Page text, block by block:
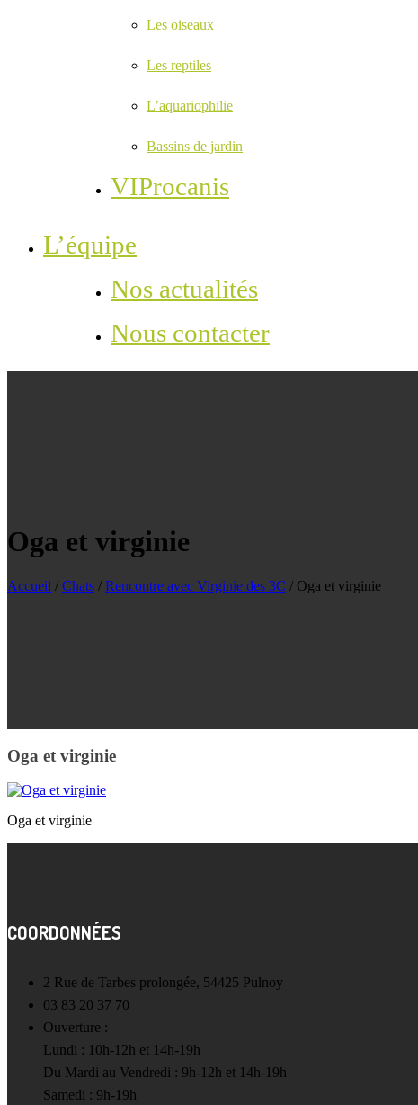
Les oiseaux
Les reptiles
L’aquariophilie
Bassins de jardin
VIProcanis
L’équipe
Nos actualités
Nous contacter
Oga et virginie
Accueil / Chats / Rencontre avec Virginie des 3C / Oga et virginie
Oga et virginie
Oga et virginie
COORDONNÉES
2 Rue de Tarbes prolongée, 54425 Pulnoy
03 83 20 37 70
Ouverture :
Lundi : 10h-12h et 14h-19h
Du Mardi au Vendredi : 9h-12h et 14h-19h
Samedi : 9h-19h